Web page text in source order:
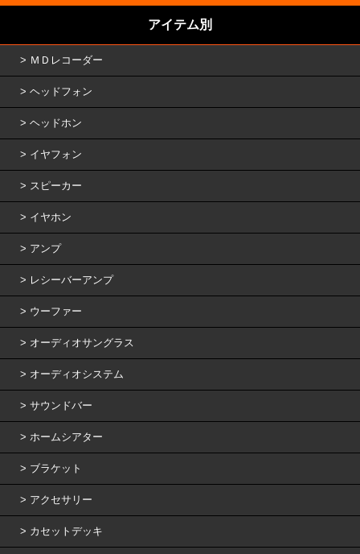
アイテム別
ＭＤレコーダー
ヘッドフォン
ヘッドホン
イヤフォン
スピーカー
イヤホン
アンプ
レシーバーアンプ
ウーファー
オーディオサングラス
オーディオシステム
サウンドバー
ホームシアター
ブラケット
アクセサリー
カセットデッキ